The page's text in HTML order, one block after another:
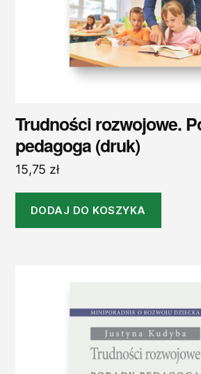
Trudności rozwojowe.
pedagoga (druk)
15,75 zł
DODAJ DO KOSZYKA